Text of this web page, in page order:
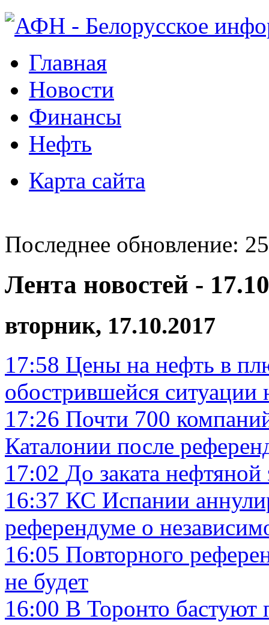
Главная
Новости
Финансы
Нефть
Карта сайта
Последнее обновление:
Лента новостей -
вторник, 17.10.2017
17:58 Цены на нефть в
обострившейся
17:26 Почти 700
Каталонии после
17:02 До заката
16:37 КС Испании
референдуме о
16:05 Повторного
не будет
16:00 В Торонто бастуют